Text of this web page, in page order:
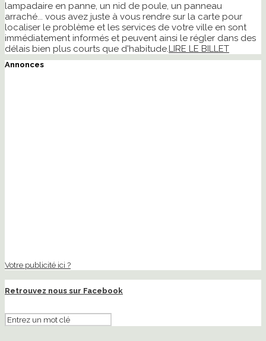
lampadaire en panne, un nid de poule, un panneau
arraché... vous avez juste à vous rendre sur la carte pour
localiser le problème et les services de votre ville en sont
immédiatement informés et peuvent ainsi le régler dans des
délais bien plus courts que d'habitude. LIRE LE BILLET
Annonces
Votre publicité ici ?
Retrouvez nous sur Facebook